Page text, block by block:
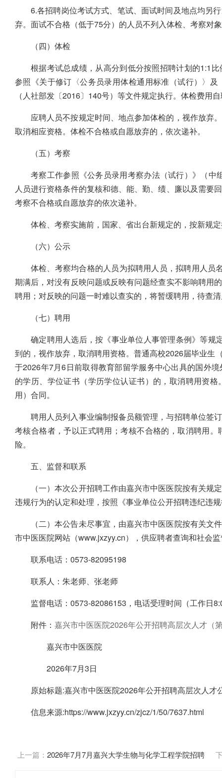
6.各招聘岗位考试方式、笔试、面试时间及地点均另
弃。面试不合格（低于75分）的人员不列入体检、考察对
（四）体检
根据考试总成绩，从高分到低分按照招聘计划的1:1
参照《关于修订〈公务员录用体检通用标准（试行）〉
（人社部发〔2016〕140号）等文件规定执行。体检费用
应聘人员不按规定时间、地点参加体检的，视作放弃
取消相应资格。体检不合格或自愿放弃的，依次递补。
（五）考察
考察工作参照《公务员录用考察办法（试行）》（
人员进行资格条件的复核和德、能、勤、绩、廉以及需要
考察不合格或自愿放弃的依次递补。
体检、考察实施前，国家、省出台新规定的，按新规
（六）公示
体检、考察均合格的人员为拟聘用人员，拟聘用人
期满后，对没有反映问题或反映有问题经查实不影响聘用
聘用；对反映的问题一时难以查实的，将暂缓聘用，待查
（七）聘用
确定聘用人选后，按《事业单位人事管理条例》等
到的，视作放弃，取消聘用资格。普通高校2026届毕业
于2026年7月6日前取得教育部留学服务中心出具的国外
的学历、学位证书（学历学位认证书）的，取消聘用资
用）合同。
聘用人员列入事业编制报备员额管理，与招聘单位签
考核合格者，予以正式聘用；考核不合格的，取消聘用
险。
五、监督和联系
（一）本次公开招聘工作由嘉兴市中医医院按有关
违规行为的认定和处理，按照《事业单位公开招聘违纪违
（二）本公告未尽事宜，由嘉兴市中医医院按有关
市中医医院网站（www.jxzyy.cn），供应聘者查询和社会
联系电话：0573-82095198
联系人：朱老师、张老师
监督电话：0573-82086153，电话受理时间（工作日
附件： 嘉兴市中医医院2026年公开招聘高层次人才（
嘉兴市中医医院
2026年7月3日
原始标题:嘉兴市中医医院2026年公开招聘高层次人才
信息来源:https://www.jxzyy.cn/zjcz/1/50/7637.html
上一篇： 2026年7月7月嘉兴大学生物与化学工程学院招聘